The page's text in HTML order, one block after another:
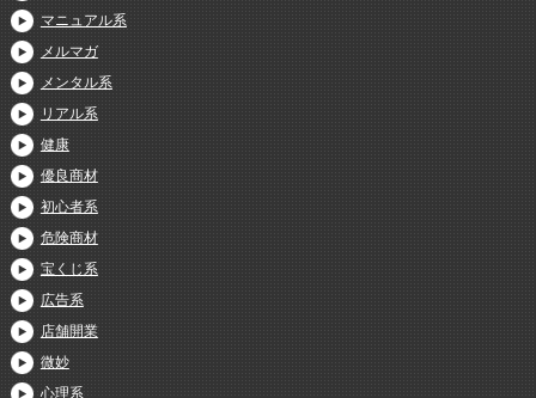
マニュアル系
メルマガ
メンタル系
リアル系
健康
優良商材
初心者系
危険商材
宝くじ系
広告系
店舗開業
微妙
心理系